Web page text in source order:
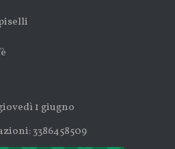
1 giugno
3386458509